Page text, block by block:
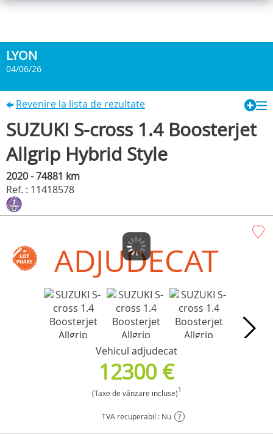
LYON
04/06/26
Revenire la lista de rezultate
SUZUKI S-cross 1.4 Boosterjet
Allgrip Hybrid Style
2020 - 74881 km
Ref. : 11418578
ADJUDECAT
Vehicul adjudecat
12300 €
(Taxe de vânzare incluse)1
TVA recuperabil : Nu ?